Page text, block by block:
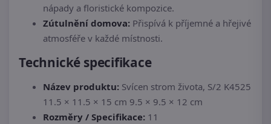
nápady a floristické kompozice.
Zútulnění domova: Přispívá k příjemné a hřejivé
atmosféře v každé místnosti.
Technické specifikace
Název produktu: Svícen strom života, S/2 K4525
11.5 × 11.5 × 15 cm 9.5 × 9.5 × 12 cm
Rozměry / Specifikace: 11